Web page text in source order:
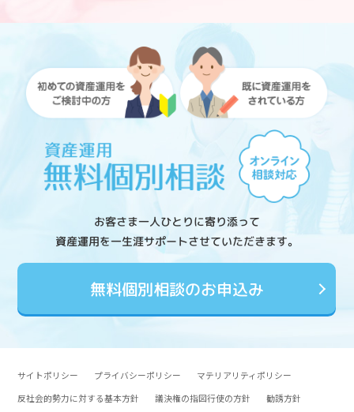
お客さま一人ひとりに寄り添って
資産運用を一生涯サポートさせていただきます。
無料個別相談のお申込み
サイトポリシー プライバシーポリシー
マテリアリティポリシー
反社会的勢力に対する基本方針
議決権の指図行使の方針
勧誘方針